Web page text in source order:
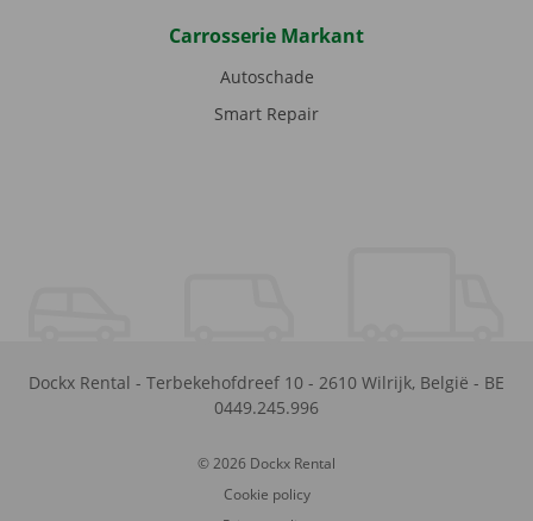
Carrosserie Markant
Autoschade
Smart Repair
Dockx Rental - Terbekehofdreef 10 - 2610 Wilrijk, België - BE
0449.245.996
© 2026 Dockx Rental
Cookie policy